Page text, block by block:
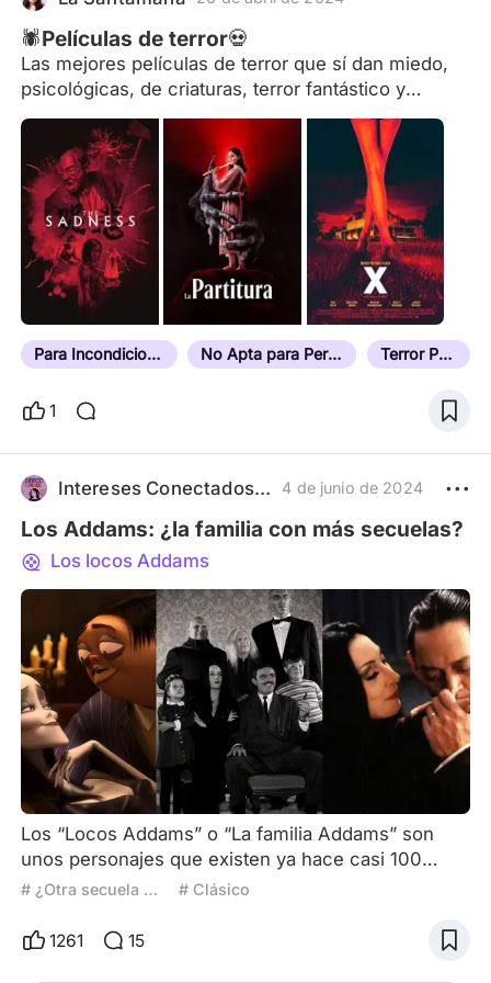
será lo que ha c
🕷Películas de terror💀
Las mejores películas de terror que sí dan miedo,
psicológicas, de criaturas, terror fantástico y
cósmico, clásicas de siempre y nuevo terror.
Para Incondicionales del Terror No Apta para Personas Sensibles Terror Psicológico
1
Intereses Conectados – Podcast 4 de junio de 2024
Los Addams: ¿la familia con más secuelas?
Los locos Addams
Los “Locos Addams” o “La familia Addams” son
unos personajes que existen ya hace casi 100
años. Fueron inventados por Charles Addams, un
dibujó a la familia fue para una viñeta que publicó
# ¿Otra secuela más? # Clásico
1261 15